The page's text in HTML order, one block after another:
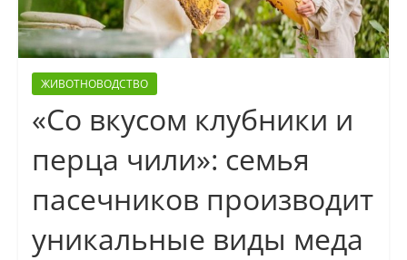
ЖИВОТНОВОДСТВО
«Со вкусом клубники и
перца чили»: семья
пасечников производит
уникальные виды меда